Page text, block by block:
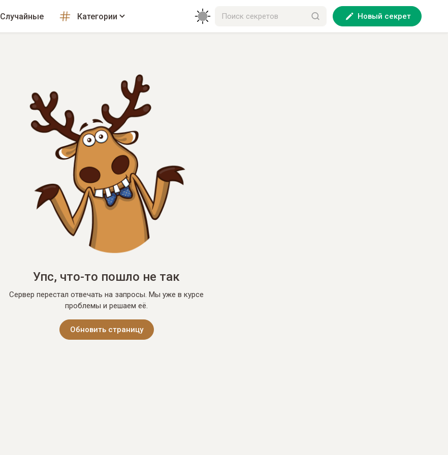
Случайные Категории Новый секрет
Упс, что-то пошло не так
Сервер перестал отвечать на запросы. Мы уже в курсе
проблемы и решаем её.
Обновить страницу